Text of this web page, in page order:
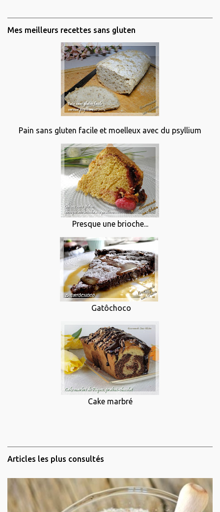
Mes meilleurs recettes sans gluten
Pain sans gluten facile et moelleux avec du psyllium
Presque une brioche...
Gatôchoco
Cake marbré
Articles les plus consultés